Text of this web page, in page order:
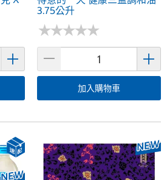
3.75公升
★★★★★
★★★★★
加入購物車